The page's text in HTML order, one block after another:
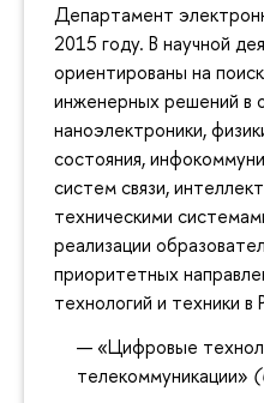
Департамент
2015 году. В научной
ориентированы на
инженерных решений в
наноэлектроники,
состояния,
систем связи,
техническими
реализации
приоритетных
технологий и техники в
«Цифровые
телекоммуникации»